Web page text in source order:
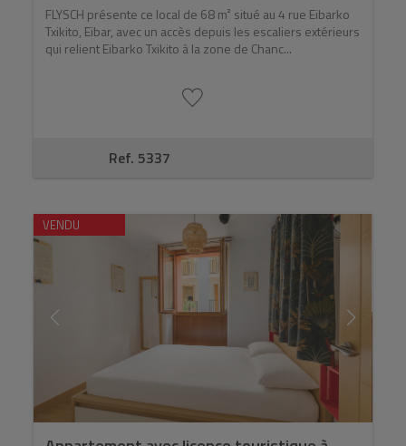
FLYSCH présente ce local de 68 m² situé au 4 rue Eibarko
Txikito, Eibar, avec un accès depuis les escaliers extérieurs
qui relient Eibarko Txikito à la zone de Chanc...
Ref. 5337
VENDU